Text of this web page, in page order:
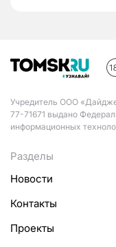
Учредитель ООО
77-71671 выдано
информационных
Разделы
Новости
Контакты
Проекты